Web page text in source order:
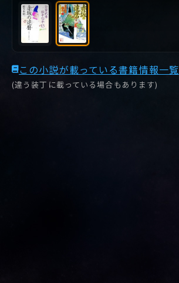
この小説が載っている書籍情報一覧
(違う装丁に載っている場合もあります)